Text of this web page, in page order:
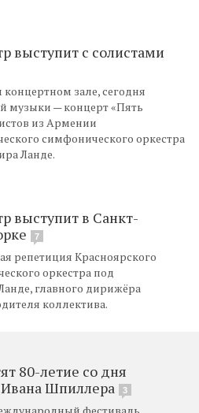
выступит с солистами
зале, сегодня
музыки — концерт «Пять
из Армении
симфонического оркестра
Ланде.
выступит в Санкт-
7
репетиция Красноярского
оркестра под
главного дирижёра
коллектива.
80-летие со дня
Шпиллера
3
фестиваль